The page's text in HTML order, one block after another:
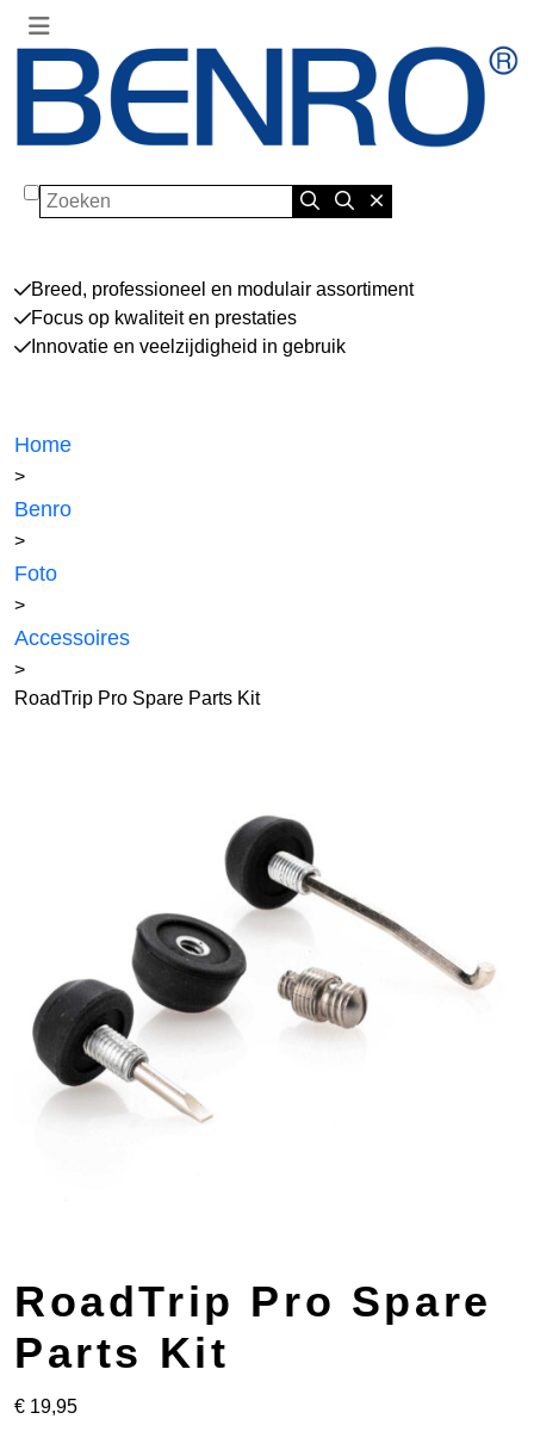
Zoeken
Breed, professioneel en modulair assortiment
Focus op kwaliteit en prestaties
Innovatie en veelzijdigheid in gebruik
Home
>
Benro
>
Foto
>
Accessoires
>
RoadTrip Pro Spare Parts Kit
RoadTrip Pro Spare
Parts Kit
€ 19,95